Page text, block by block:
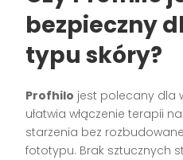
bezpieczny
typu skóry?
Profhilo jest polecany dla
ułatwia włączenie terapii
starzenia bez
fototypu. Brak sztucznych